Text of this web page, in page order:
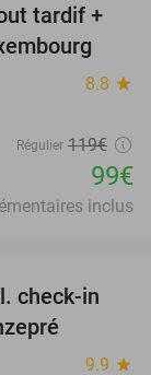
17%
tardif +
8.8 star
Régulier 119€
99€
inclus
46%
check-in
9.9 star